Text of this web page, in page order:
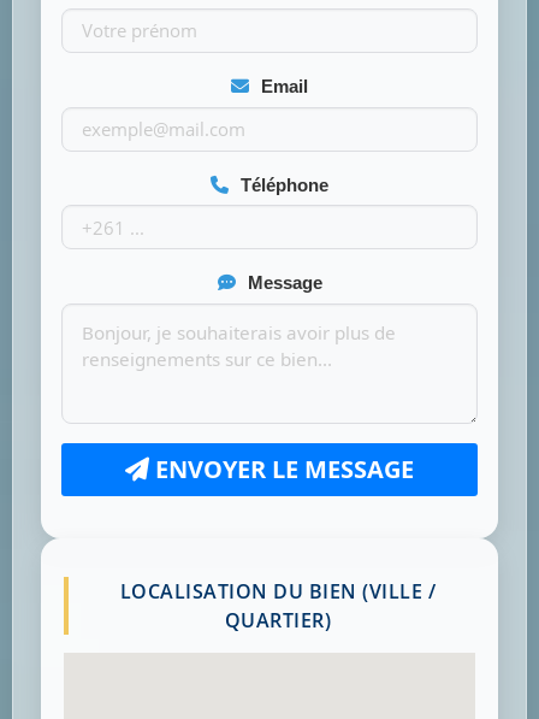
Email
Téléphone
Message
ENVOYER LE MESSAGE
LOCALISATION DU BIEN (VILLE /
QUARTIER)